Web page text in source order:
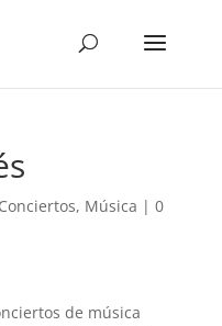
Conciertos, Música | 0
de música